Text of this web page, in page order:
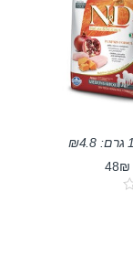
₪4.8